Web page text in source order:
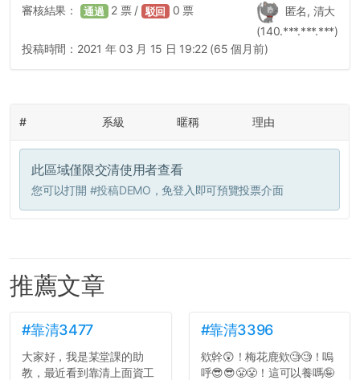
匿名, 清大
(140.***.***.***)
審核結果： 通過 2 票 / 駁回 0 票
投稿時間： 2021 年 03 月 15 日 19:22 (65 個月前)
# 系級 暱稱 理由
此區域僅限交清使用者查看
您可以打開 #投稿DEMO ，免登入即可預覽投票介面
推薦文章
#靠清3477
大家好，我是某堂課的助
教，最近看到靠清上面資工
#靠清3396
欸幹😲！梅花鹿欸🧐🧐！嗚
呼😎😎😤😤！這可以養嗎🤪